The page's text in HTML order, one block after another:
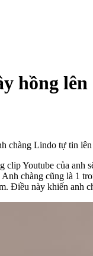
hồng
chàng Lindo tự tin
Youtube của anh
chàng cũng là 1
Điều này khiến anh